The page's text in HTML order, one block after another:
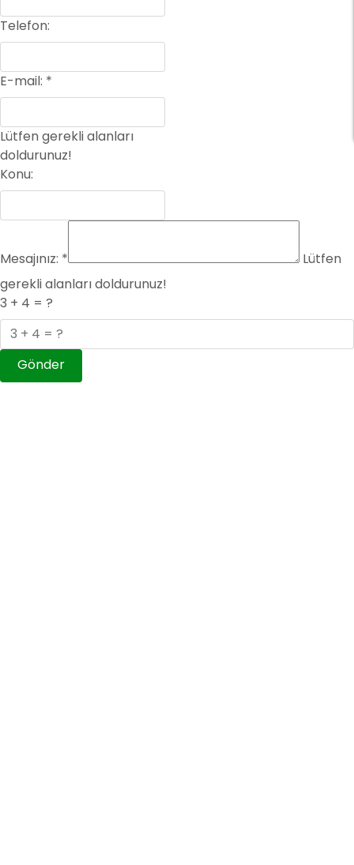
Telefon:
E-mail: *
Lütfen gerekli alanları
doldurunuz!
Konu:
Mesajınız: *
Lütfen
gerekli alanları doldurunuz!
3 + 4 = ?
Gönder